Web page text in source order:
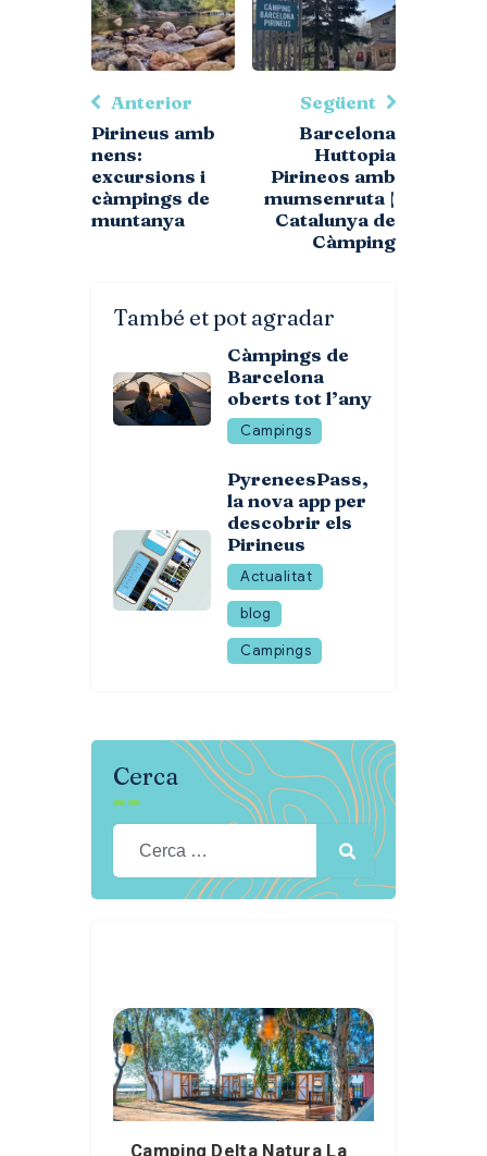
Anterior
Pirineus amb
nens:
excursions i
càmpings de
muntanya
Següent
Barcelona
Huttopia
Pirineos amb
mumsenruta |
Catalunya de
Càmping
També et pot agradar
Càmpings de
Barcelona
oberts tot l’any
Campings
PyreneesPass,
la nova app per
descobrir els
Pirineus
Actualitat
blog
Campings
Cerca